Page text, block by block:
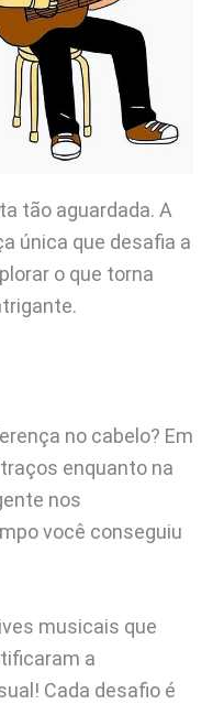
tão aguardada. A
única que desafia a
o que torna
no cabelo? Em
enquanto na
nos
você conseguiu
musicais que
a
Cada desafio é